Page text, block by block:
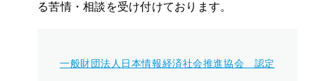
る苦情・相談を受け付けております。
一般財団法人日本情報経済社会推進協会 認定